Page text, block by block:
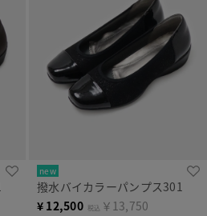
new
撥水バイカラーパンプス301
¥ 12,500 税込 ￥13,750